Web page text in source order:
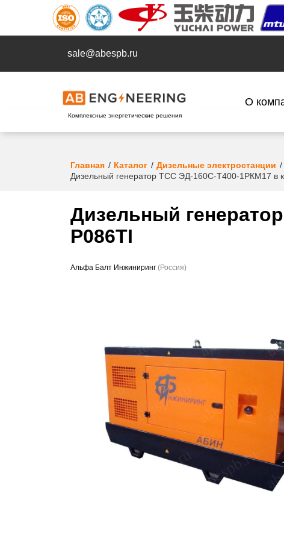
sale@abespb.ru
Комплексные энергетические решения
О
Главная Каталог Дизельные электростанции
Дизельный генератор ТСС ЭД-160С-Т400-1РКМ17 в
Дизельный
P086TI
Альфа Балт Инжиниринг (Россия)